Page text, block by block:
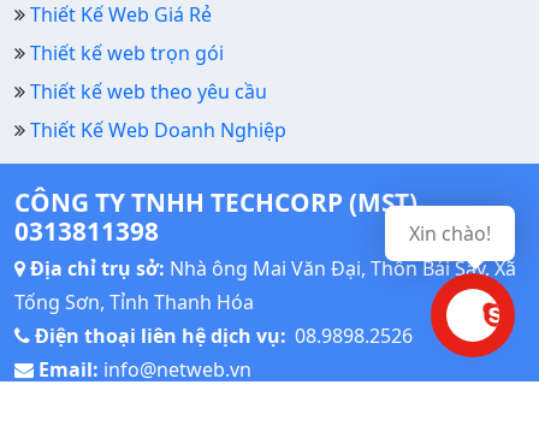
Thiết Kế Web Giá Rẻ
Thiết kế web trọn gói
Thiết kế web theo yêu cầu
Thiết Kế Web Doanh Nghiệp
CÔNG TY TNHH TECHCORP (MST)
0313811398
Địa chỉ trụ sở: Nhà ông Mai Văn Đại, Thôn Bái Sậy, Xã
Tống Sơn, Tỉnh Thanh Hóa
Điện thoại liên hệ dịch vụ: 08.9898.2526
Email: info@netweb.vn
Xin chào!